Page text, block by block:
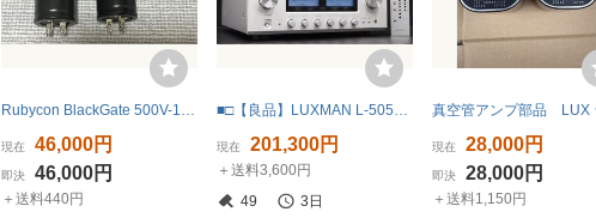
Rubycon BlackGate 500V-100uf-100uf コンデンサー 真空管アンプ用 2本セットその2
現在 46,000円
即決 46,000円
＋送料440円
■□【良品】LUXMAN L-505uXII プリメインアンプ MARKII ラックスマン□■033474001□■
現在 201,300円
＋送料3,600円
49
3日
現在 28,000円
即決 28,000円
＋送料1,150円